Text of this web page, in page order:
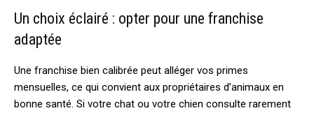
Un choix éclairé : opter pour une franchise
adaptée
Une franchise bien calibrée peut alléger vos primes
mensuelles, ce qui convient aux propriétaires d’animaux en
bonne santé. Si votre chat ou votre chien consulte rarement